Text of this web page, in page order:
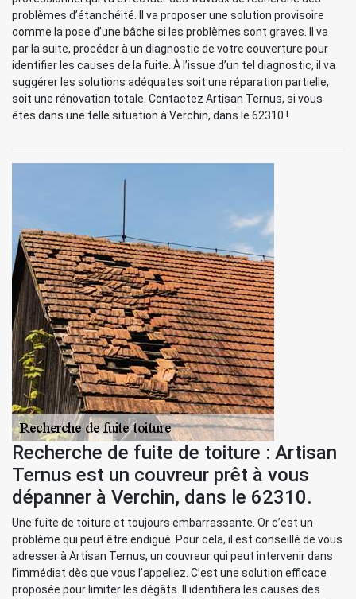
problèmes d’étanchéité. Il va proposer une solution provisoire
comme la pose d’une bâche si les problèmes sont graves. Il va
par la suite, procéder à un diagnostic de votre couverture pour
identifier les causes de la fuite. À l’issue d’un tel diagnostic, il va
suggérer les solutions adéquates soit une réparation partielle,
soit une rénovation totale. Contactez Artisan Ternus, si vous
êtes dans une telle situation à Verchin, dans le 62310 !
Recherche de fuite de toiture : Artisan
Ternus est un couvreur prêt à vous
dépanner à Verchin, dans le 62310.
Une fuite de toiture et toujours embarrassante. Or c’est un
problème qui peut être endigué. Pour cela, il est conseillé de vous
adresser à Artisan Ternus, un couvreur qui peut intervenir dans
l’immédiat dès que vous l’appeliez. C’est une solution efficace
proposée pour limiter les dégâts. Il identifiera les causes des